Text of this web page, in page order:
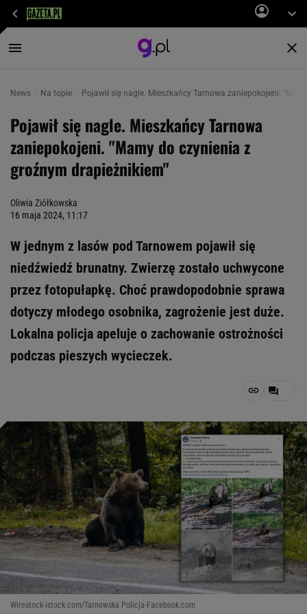
News Na topie Pojawił się nagle. Mieszkańcy Tarnowa zaniepokojeni.
Pojawił się nagle. Mieszkańcy Tarnowa
zaniepokojeni. "Mamy do czynienia z
groźnym drapieżnikiem"
Oliwia Ziółkowska
16 maja 2024, 11:17
W jednym z lasów pod Tarnowem pojawił się
niedźwiedź brunatny. Zwierzę zostało uchwycone
przez fotopułapkę. Choć prawdopodobnie sprawa
dotyczy młodego osobnika, zagrożenie jest duże.
Lokalna policja apeluje o zachowanie ostrożności
podczas pieszych wycieczek.
Wirestock-Istock.com/Tarnowska Policja-Facebook.com